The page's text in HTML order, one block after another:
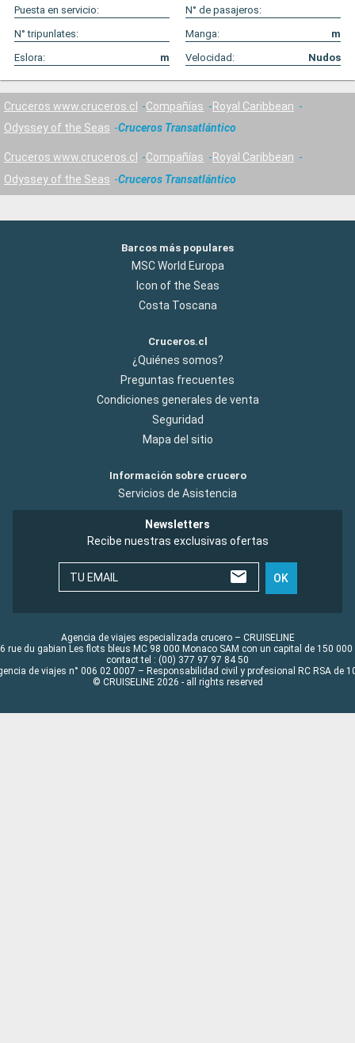
Puesta en servicio:
N° de pasajeros:
N° tripunlates:
Manga:
m
Eslora:
m Velocidad: Nudos
Cruceros www.cruceros.cl Compañías
Royal Caribbean
Odyssey of the Seas
Cruceros Transatlántico
Cruceros www.cruceros.cl Compañías
Royal Caribbean
Odyssey of the Seas
Cruceros Transatlántico
Barcos más populares
MSC World Europa
Icon of the Seas
Costa Toscana
Cruceros.cl
¿Quiénes somos?
Preguntas frecuentes
Condiciones generales de venta
Seguridad
Mapa del sitio
Información sobre crucero
Servicios de Asistencia
Newsletters
Recibe nuestras exclusivas ofertas
TU EMAIL OK
Agencia de viajes especializada crucero – CRUISELINE
rue du gabian Les flots bleus MC 98 000 Monaco SAM con un capital de 150 000
contact tel : (00) 377 97 97 84 50
de viajes n° 006 02 0007 – Responsabilidad civil y profesional RC RSA de
© CRUISELINE 2026 - all rights reserved